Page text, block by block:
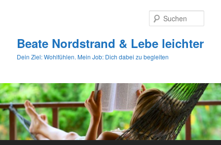
Beate Nordstrand & Lebe leichter
Dein Ziel: Wohlfühlen. Mein Job: Dich dabei zu begleiten